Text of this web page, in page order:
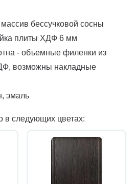
бессучковой сосны
плиты ХДФ 6 мм
- объемные филенки из
возможны накладные
эмаль
в следующих цветах: